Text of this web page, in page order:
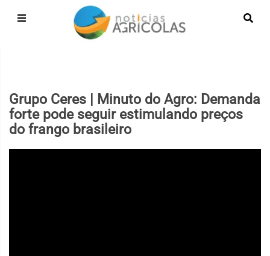
Grupo Ceres | Minuto do Agro: Demanda
forte pode seguir estimulando preços
do frango brasileiro